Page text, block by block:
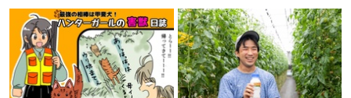
農法」研修を実施【イベントレポー
ト】